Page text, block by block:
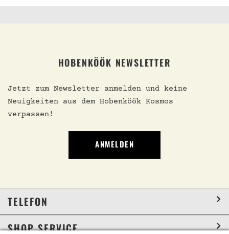
HOBENKÖÖK NEWSLETTER
Jetzt zum Newsletter anmelden und keine
Neuigkeiten aus dem Hobenköök Kosmos
verpassen!
ANMELDEN
TELEFON
SHOP SERVICE